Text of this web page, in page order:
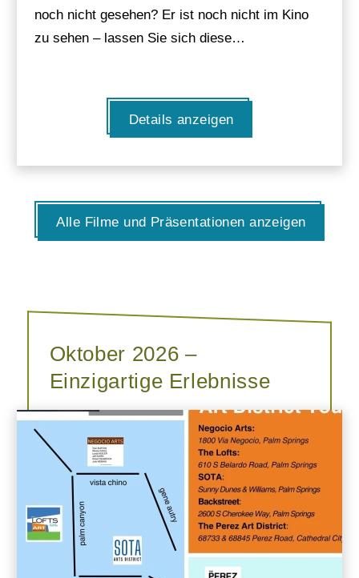
noch nicht gesehen? Er ist noch nicht im Kino
zu sehen – lassen Sie sich diese…
Details anzeigen
Alle Filme und Präsentationen anzeigen
Oktober 2026 –
Einzigartige Erlebnisse